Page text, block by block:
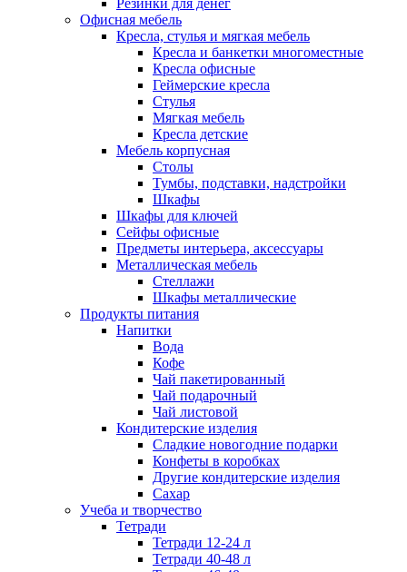
Резинки для денег
Офисная мебель
Кресла, стулья и мягкая мебель
Кресла и банкетки многоместные
Кресла офисные
Геймерские кресла
Стулья
Мягкая мебель
Кресла детские
Мебель корпусная
Столы
Тумбы, подставки, надстройки
Шкафы
Шкафы для ключей
Сейфы офисные
Предметы интерьера, аксессуары
Металлическая мебель
Стеллажи
Шкафы металлические
Продукты питания
Напитки
Вода
Кофе
Чай пакетированный
Чай подарочный
Чай листовой
Кондитерские изделия
Сладкие новогодние подарки
Конфеты в коробках
Другие кондитерские изделия
Сахар
Учеба и творчество
Тетради
Тетради 12-24 л
Тетради 40-48 л